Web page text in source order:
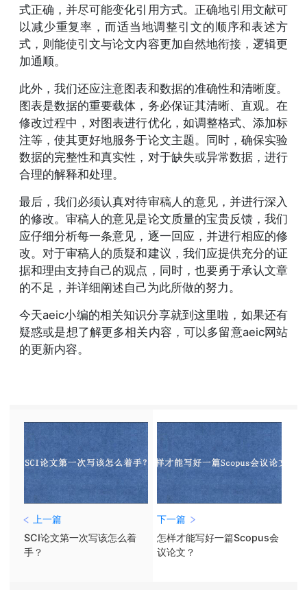
式正确，并尽可能变化引用方式。正确地引用文献可
以减少重复率，而适当地调整引文的顺序和表述方
式，则能使引文与论文内容更加自然地衔接，逻辑更
加通顺。
此外，我们还应注意图表和数据的准确性和清晰度。
图表是数据的重要载体，务必保证其清晰、直观。在
修改过程中，对图表进行优化，如调整格式、添加标
注等，使其更好地服务于论文主题。同时，确保实验
数据的完整性和真实性，对于缺失或异常数据，进行
合理的解释和处理。
最后，我们必须认真对待审稿人的意见，并进行深入
的修改。审稿人的意见是论文质量的宝贵反馈，我们
应仔细分析每一条意见，逐一回应，并进行相应的修
改。对于审稿人的质疑和建议，我们应提供充分的证
据和理由支持自己的观点，同时，也要勇于承认文章
的不足，并详细阐述自己为此所做的努力。
今天aeic小编的相关知识分享就到这里啦，如果还有
疑惑或是想了解更多相关内容，可以多留意aeic网站
的更新内容。
上一篇
SCI论文第一次写该怎么着
手？
下一篇
怎样才能写好一篇Scopus会
议论文？